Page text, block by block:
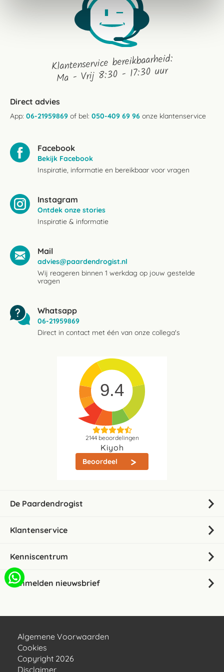
Klantenservice bereikbaarheid:
Ma - Vrij 8:30 - 17:30 uur
Direct advies
App: 06-21959869 of bel: 050-409 69 96 onze klantenservice
Facebook
Bekijk Facebook
Inspiratie, informatie en bereikbaar voor vragen
Instagram
Ontdek onze stories
Inspiratie & informatie
Mail
advies@paardendrogist.nl
Wij reageren binnen 1 werkdag op jouw gestelde
vragen
Whatsapp
06-21959869
Direct in contact met één van onze collega's
9.4
2144beoordelingen
Kiyoh
Beoordeel
De Paardendrogist
Klantenservice
Kenniscentrum
Aanmelden nieuwsbrief
Algemene Voorwaarden
Cookies
Copyright 2026
Disclaimer